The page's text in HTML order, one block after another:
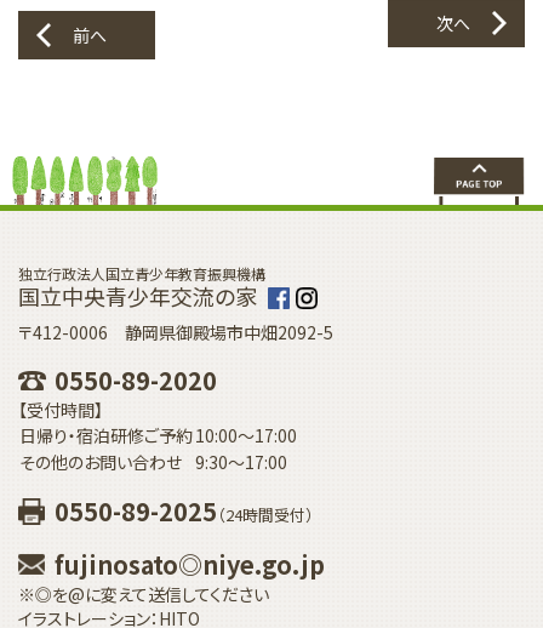
前へ 次へ
独立行政法人国立青少年教育振興機構
国立中央青少年交流の家
〒412-0006 静岡県御殿場市中畑2092-5
0550-89-2020
【受付時間】
日帰り・宿泊研修ご予約10:00〜17:00
その他のお問い合わせ 9:30〜17:00
0550-89-2025 （24時間受付）
fujinosato◎niye.go.jp
※◎を@に変えて送信してください
イラストレーション：HITO